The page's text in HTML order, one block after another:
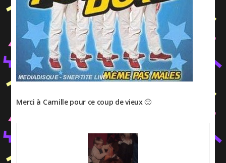
Merci à Camille pour ce coup de vieux 🙂